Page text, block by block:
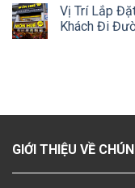
Vị Trí Lắp
Khách Đi
GIỚI THIỆU VỀ